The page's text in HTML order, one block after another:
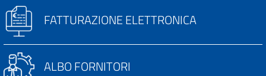
FATTURAZIONE ELETTRONICA
ALBO FORNITORI